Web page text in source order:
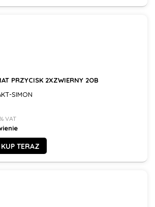
PRZYCISK 2XZWIERNY 2OB
SIMON
VAT
KUP TERAZ